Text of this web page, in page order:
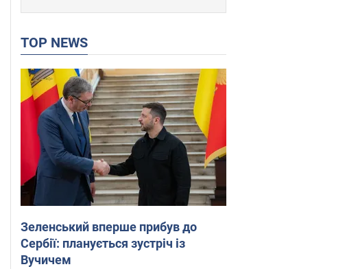
TOP NEWS
Зеленський вперше прибув до
Сербії: планується зустріч із
Вучичем